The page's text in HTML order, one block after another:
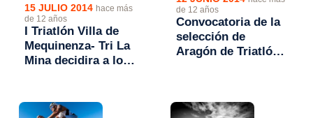
15 JULIO 2014 hace más
de 12 años
I Triatlón Villa de
Mequinenza- Tri La
Mina decidira a los
de 12 años
Convocatoria de la
selección de
Aragón de Triatlón